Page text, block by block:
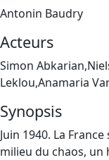
Antonin Baudry
Acteurs
Simon
Leklou,Anamaria
Synopsis
Juin 1940. La
milieu du chaos, un